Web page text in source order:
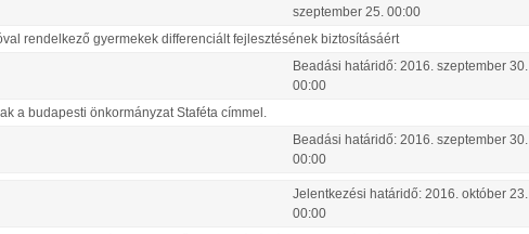
szeptember 25 00:00
rendelkező gyermekek differenciált fejlesztésének biztosításáért
Beadási határidő: 2016. szeptember 30
00:00
a budapesti önkormányzat Staféta címmel.
Beadási határidő: 2016. szeptember 30
00:00
Jelentkezési határidő: 2016. október 23
00:00